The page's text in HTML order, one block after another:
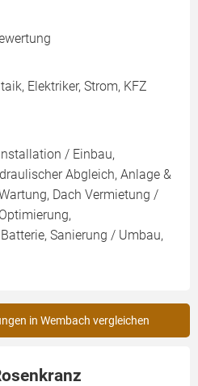
Elektriker, Strom, KFZ
/ Einbau,
Abgleich, Anlage &
Dach Vermietung /
Sanierung / Umbau,
in Wembach vergleichen